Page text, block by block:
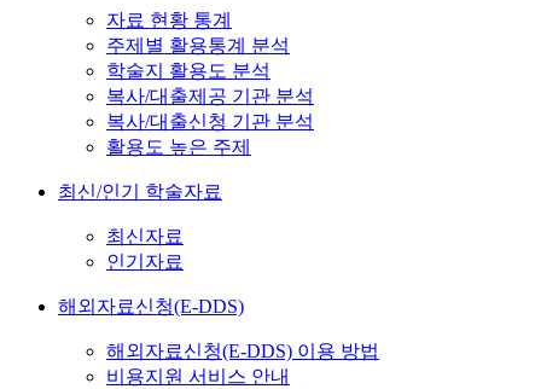
자료 현황 통계
주제별 활용통계 분석
학술지 활용도 분석
복사/대출제공 기관 분석
복사/대출신청 기관 분석
활용도 높은 주제
최신/인기 학술자료
최신자료
인기자료
해외자료신청(E-DDS)
해외자료신청(E-DDS) 이용 방법
비용지원 서비스 안내